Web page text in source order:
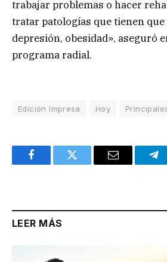
trabajar problemas o hacer
tratar patologías que tienen
depresión, obesidad», aseguró
programa radial.
Edición Impresa Hoy
FacebookTwitter Email
LEER MÁS